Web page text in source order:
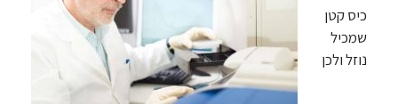
כיס קטן
שמכיל
נוזל ולכן